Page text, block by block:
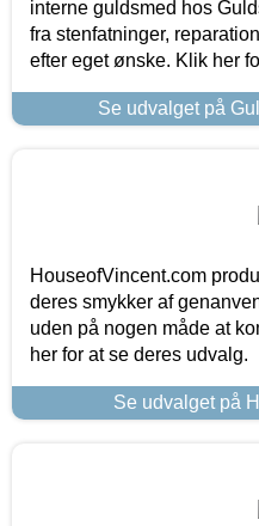
interne guldsmed hos
fra stenfatninger,
efter eget ønske. Klik her
Se udvalget på
HouseofVincent.com
deres smykker af
uden på nogen måde at
her for at se deres udvalg.
Se udvalget på